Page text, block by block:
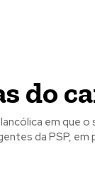
mensalmente no
seu endereço de
mensalmente no
seu endereço de
do
em que
da PSP,